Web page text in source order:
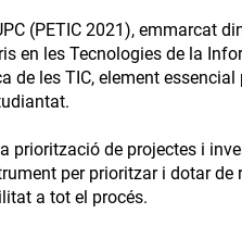
(PETIC 2021), emmarcat
en les Tecnologies de la
les TIC, element
priorització de projectes i
per prioritzar i dotar
a tot el procés.